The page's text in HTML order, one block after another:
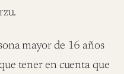
mayor de 16 años
tener en cuenta que